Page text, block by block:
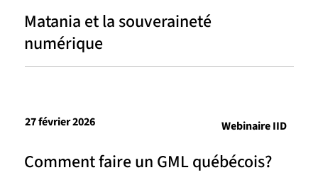
Matania et la souveraineté
numérique
Comment faire un GML québécois?
27 février 2026 Webinaire IID